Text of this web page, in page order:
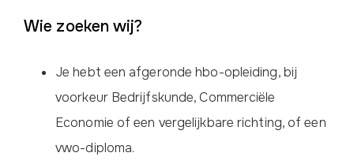
Wie zoeken wij?
Je hebt een afgeronde hbo-opleiding, bij
voorkeur Bedrijfskunde, Commerciële
Economie of een vergelijkbare richting, of een
vwo-diploma.